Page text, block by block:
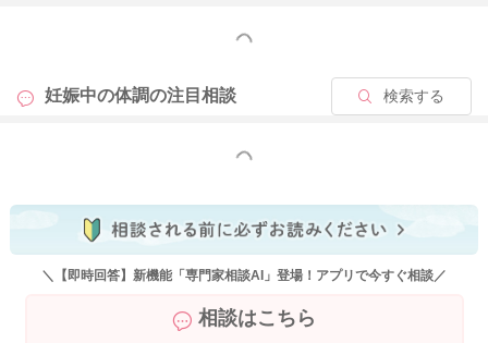
2026/5/12 19:15
もっと見る
妊娠中の体調の注目相談 検索する
もっと見る
＼【即時回答】新機能「専門家相談AI」登場！アプリで今すぐ相談／
相談はこちら